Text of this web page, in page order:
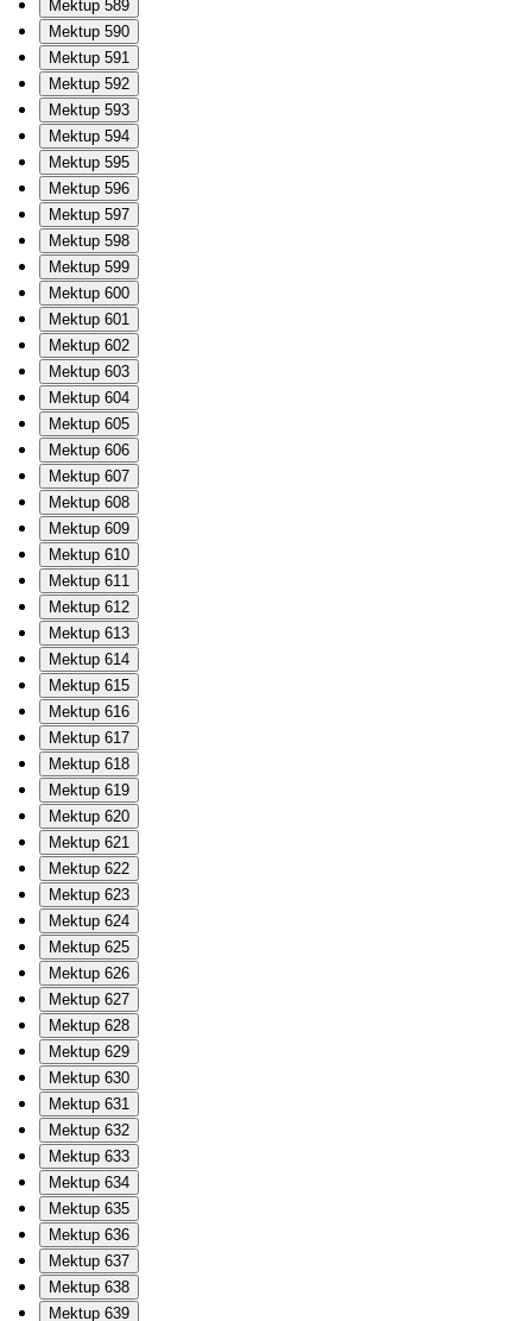
Mektup 589
Mektup 590
Mektup 591
Mektup 592
Mektup 593
Mektup 594
Mektup 595
Mektup 596
Mektup 597
Mektup 598
Mektup 599
Mektup 600
Mektup 601
Mektup 602
Mektup 603
Mektup 604
Mektup 605
Mektup 606
Mektup 607
Mektup 608
Mektup 609
Mektup 610
Mektup 611
Mektup 612
Mektup 613
Mektup 614
Mektup 615
Mektup 616
Mektup 617
Mektup 618
Mektup 619
Mektup 620
Mektup 621
Mektup 622
Mektup 623
Mektup 624
Mektup 625
Mektup 626
Mektup 627
Mektup 628
Mektup 629
Mektup 630
Mektup 631
Mektup 632
Mektup 633
Mektup 634
Mektup 635
Mektup 636
Mektup 637
Mektup 638
Mektup 639